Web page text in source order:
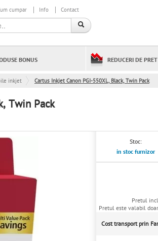
cumpar Info Contact
BONUS REDUCERI DE PRET
inkjet Cartus Inkjet Canon PGI-550XL, Black, Twin Pack
Twin Pack
Stoc:
in stoc furnizor
Pretul
Pretul este valabil
Cost transport prin